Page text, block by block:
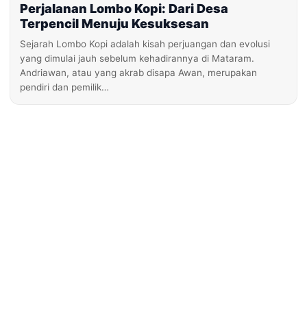
Perjalanan Lombo Kopi: Dari Desa
Terpencil Menuju Kesuksesan
Sejarah Lombo Kopi adalah kisah perjuangan dan evolusi
yang dimulai jauh sebelum kehadirannya di Mataram.
Andriawan, atau yang akrab disapa Awan, merupakan
pendiri dan pemilik…